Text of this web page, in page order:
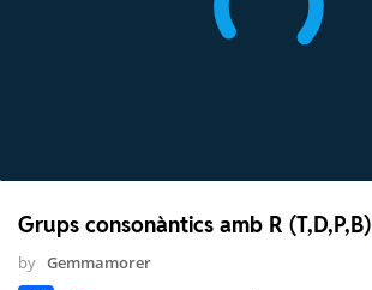
Grups consonàntics amb R (T,D,P,B)
by Gemmamorer